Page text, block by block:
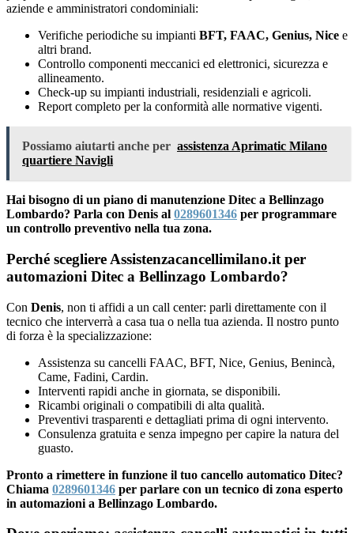
aziende e amministratori condominiali:
Verifiche periodiche su impianti BFT, FAAC, Genius, Nice e
altri brand.
Controllo componenti meccanici ed elettronici, sicurezza e
allineamento.
Check-up su impianti industriali, residenziali e agricoli.
Report completo per la conformità alle normative vigenti.
Possiamo aiutarti anche per assistenza Aprimatic Milano
quartiere Navigli
Hai bisogno di un piano di manutenzione Ditec a Bellinzago
Lombardo? Parla con Denis al 0289601346 per programmare
un controllo preventivo nella tua zona.
Perché scegliere Assistenzacancellimilano.it per
automazioni Ditec a Bellinzago Lombardo?
Con Denis, non ti affidi a un call center: parli direttamente con il
tecnico che interverrà a casa tua o nella tua azienda. Il nostro punto
di forza è la specializzazione:
Assistenza su cancelli FAAC, BFT, Nice, Genius, Benincà,
Came, Fadini, Cardin.
Interventi rapidi anche in giornata, se disponibili.
Ricambi originali o compatibili di alta qualità.
Preventivi trasparenti e dettagliati prima di ogni intervento.
Consulenza gratuita e senza impegno per capire la natura del
guasto.
Pronto a rimettere in funzione il tuo cancello automatico Ditec?
Chiama 0289601346 per parlare con un tecnico di zona esperto
in automazioni a Bellinzago Lombardo.